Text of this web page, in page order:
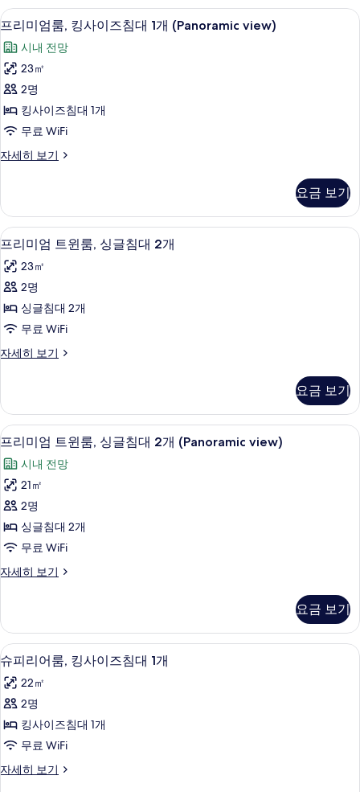
침
대
1
개
사
진
모
두
킹
사
즈
침
개
자
세
히
프
리
미
엄
룸,
킹
사
이
침
대
1
개
(Panoramic
view)
사
진
모
보
기
9
프리미엄룸, 킹사이즈침대 1개 (Panoramic view)
시내 전망
23㎡
2명
킹사이즈침대 1개
무료 WiFi
자세히 보기
프
룸,
킹
사
즈
침
개
view)
보
기
요금 보기
프
리
미
엄
트
윈
룸,
글
침
대
2
개
사
진
모
두
저자극성 침구, 객실 내 금고, 책상, 암
7
프리미엄 트윈룸, 싱글침대 2개
23㎡
2명
싱글침대 2개
무료 WiFi
자세히 보기
프
트
윈
룸,
글
침
2
개
자
세
히
요금 보기
프
리
미
엄
트
윈
룸,
싱
침
대
2
개
(Panoramic
view)
사
진
모
저자극성 침구, 객실 내 금고, 책상, 암
10
프리미엄 트윈룸, 싱글침대 2개 (Panoramic view)
시내 전망
21㎡
2명
싱글침대 2개
무료 WiFi
자세히 보기
프
트
윈
룸,
싱
글
침
2
개
view)
요금 보기
슈
피
리
어
룸,
킹
사
슈피리어룸, 킹사이즈침대 1개 | 저자
8
슈피리어룸, 킹사이즈침대 1개
22㎡
2명
킹사이즈침대 1개
무료 WiFi
자세히 보기
슈